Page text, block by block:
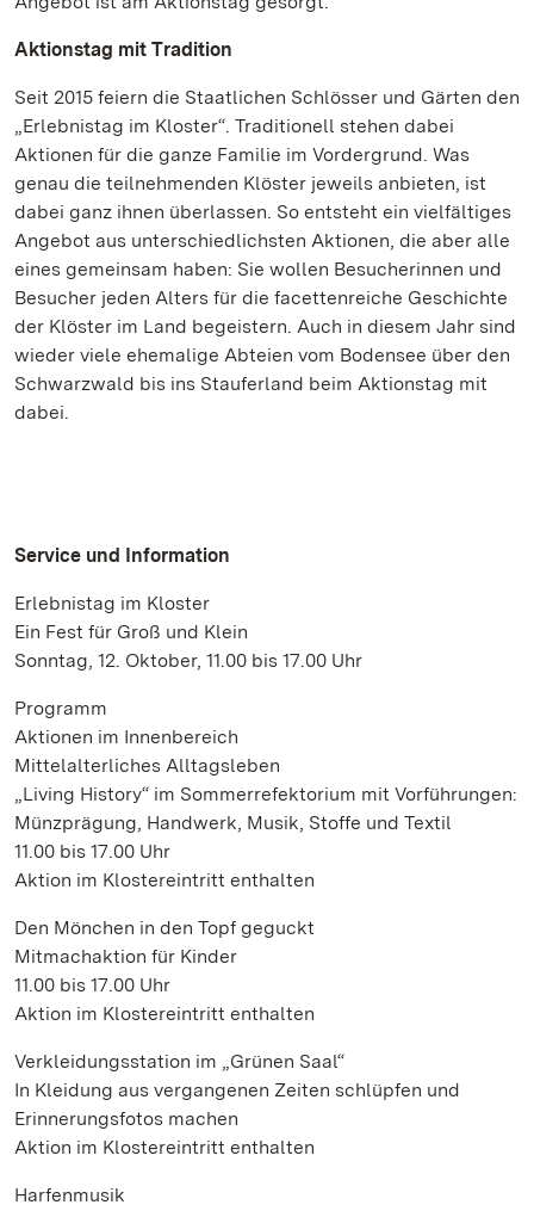
Aktionstag mit Tradition
Seit 2015 feiern die Staatlichen Schlösser und Gärten den
„Erlebnistag im Kloster“. Traditionell stehen dabei
Aktionen für die ganze Familie im Vordergrund. Was
genau die teilnehmenden Klöster jeweils anbieten, ist
dabei ganz ihnen überlassen. So entsteht ein vielfältiges
Angebot aus unterschiedlichsten Aktionen, die aber alle
eines gemeinsam haben: Sie wollen Besucherinnen und
Besucher jeden Alters für die facettenreiche Geschichte
der Klöster im Land begeistern. Auch in diesem Jahr sind
wieder viele ehemalige Abteien vom Bodensee über den
Schwarzwald bis ins Stauferland beim Aktionstag mit
dabei.
Service und Information
Erlebnistag im Kloster
Ein Fest für Groß und Klein
Sonntag, 12. Oktober, 11.00 bis 17.00 Uhr
Programm
Aktionen im Innenbereich
Mittelalterliches Alltagsleben
„Living History“ im Sommerrefektorium mit Vorführungen:
Münzprägung, Handwerk, Musik, Stoffe und Textil
11.00 bis 17.00 Uhr
Aktion im Klostereintritt enthalten
Den Mönchen in den Topf geguckt
Mitmachaktion für Kinder
11.00 bis 17.00 Uhr
Aktion im Klostereintritt enthalten
Verkleidungsstation im „Grünen Saal“
In Kleidung aus vergangenen Zeiten schlüpfen und
Erinnerungsfotos machen
Aktion im Klostereintritt enthalten
Harfenmusik